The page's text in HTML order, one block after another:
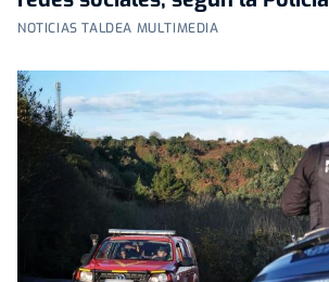
NOTICIAS TALDEA MULTIMEDIA